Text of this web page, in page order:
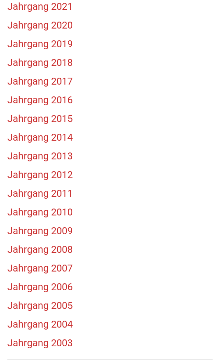
Jahrgang 2021
Jahrgang 2020
Jahrgang 2019
Jahrgang 2018
Jahrgang 2017
Jahrgang 2016
Jahrgang 2015
Jahrgang 2014
Jahrgang 2013
Jahrgang 2012
Jahrgang 2011
Jahrgang 2010
Jahrgang 2009
Jahrgang 2008
Jahrgang 2007
Jahrgang 2006
Jahrgang 2005
Jahrgang 2004
Jahrgang 2003